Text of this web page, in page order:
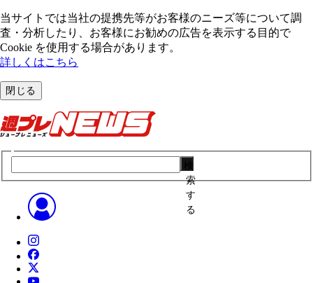
当サイトでは当社の提携先等がお客様のニーズ等について調
査・分析したり、お客様にお勧めの広告を表⽰する⽬的で
Cookie を使⽤する場合があります。
詳しくはこちら
閉じる
索
す
る